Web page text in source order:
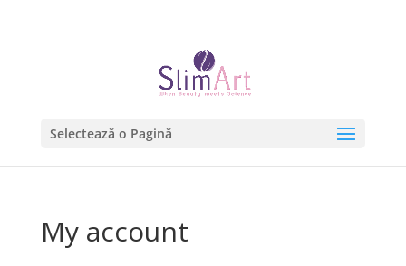
Selectează o Pagină
My account